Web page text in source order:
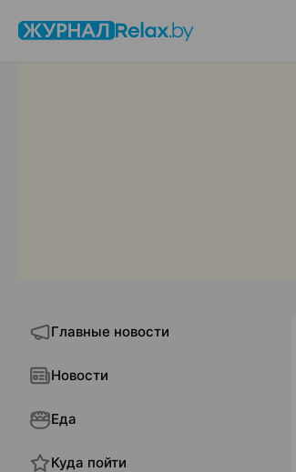
Главные новости
Новости
Еда
Куда пойти